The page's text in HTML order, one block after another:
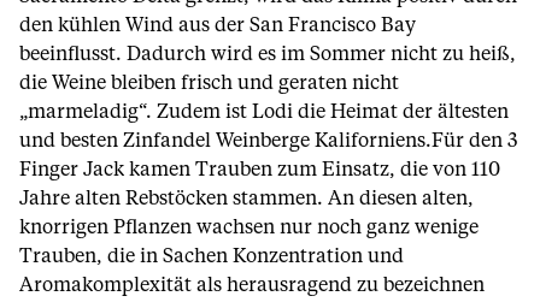
den kühlen Wind aus der San Francisco Bay
beeinflusst. Dadurch wird es im Sommer nicht zu heiß,
die Weine bleiben frisch und geraten nicht
„marmeladig“. Zudem ist Lodi die Heimat der ältesten
und besten Zinfandel Weinberge Kaliforniens.Für den 3
Finger Jack kamen Trauben zum Einsatz, die von 110
Jahre alten Rebstöcken stammen. An diesen alten,
knorrigen Pflanzen wachsen nur noch ganz wenige
Trauben, die in Sachen Konzentration und
Aromakomplexität als herausragend zu bezeichnen